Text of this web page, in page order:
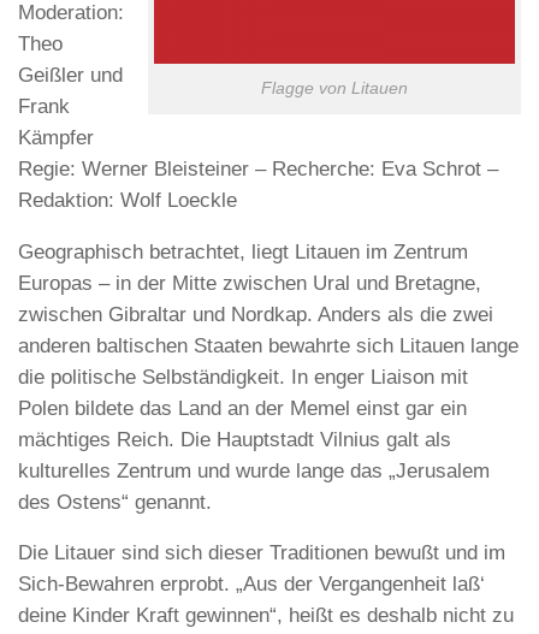
Flagge von Litauen
Moderation:
Theo
Geißler und
Frank
Kämpfer
Regie: Werner Bleisteiner – Recherche: Eva Schrot –
Redaktion: Wolf Loeckle
Geographisch betrachtet, liegt Litauen im Zentrum
Europas – in der Mitte zwischen Ural und Bretagne,
zwischen Gibraltar und Nordkap. Anders als die zwei
anderen baltischen Staaten bewahrte sich Litauen lange
die politische Selbständigkeit. In enger Liaison mit
Polen bildete das Land an der Memel einst gar ein
mächtiges Reich. Die Hauptstadt Vilnius galt als
kulturelles Zentrum und wurde lange das „Jerusalem
des Ostens“ genannt.
Die Litauer sind sich dieser Traditionen bewußt und im
Sich-Bewahren erprobt. „Aus der Vergangenheit laß‘
deine Kinder Kraft gewinnen“, heißt es deshalb nicht zu